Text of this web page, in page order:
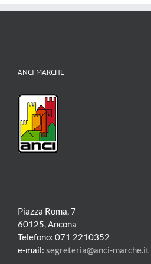
ANCI MARCHE
Piazza Roma, 7
60125, Ancona
Telefono: 071 2210352
e-mail: segreteria@anci-marche.it